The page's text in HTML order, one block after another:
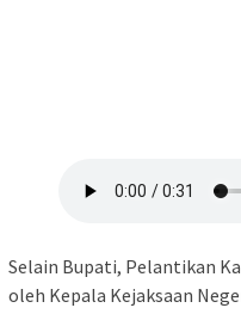
Selain Bupati, Pelantikan
oleh Kepala Kejaksaan